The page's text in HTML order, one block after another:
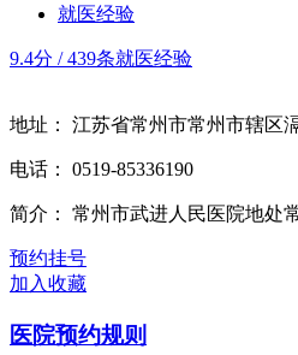
就医经验
9.4分 / 439条就医经验
地址： 江苏省常州市常州市辖区
电话： 0519-85336190
简介： 常州市武进人民医院地处
预约挂号
加入收藏
医院预约规则